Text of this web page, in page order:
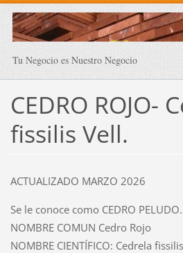
Tu Negocio es Nuestro Negocio
CEDRO ROJO-
fissilis Vell.
ACTUALIZADO MARZO 2026
Se le conoce como CEDRO PELUDO.
NOMBRE COMUN Cedro Rojo
NOMBRE CIENTÍFICO: Cedrela